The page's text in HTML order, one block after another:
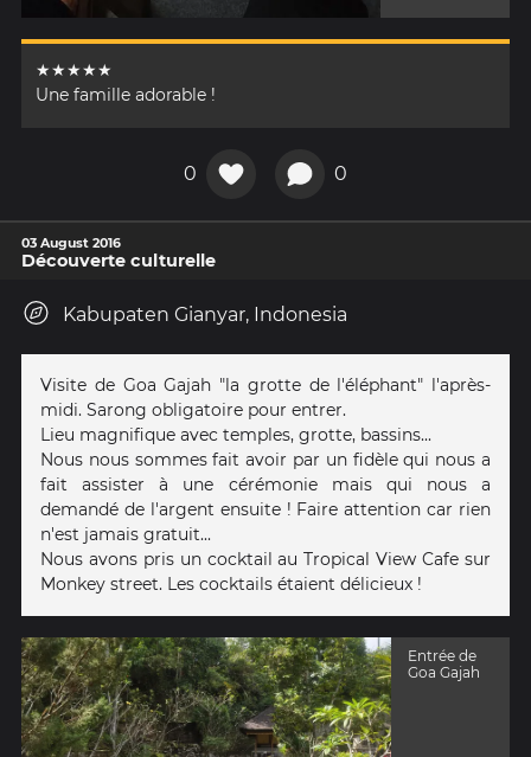
★★★★★
Une famille adorable !
0 0
03 August 2016
Découverte culturelle
Kabupaten Gianyar, Indonesia
Visite de Goa Gajah "la grotte de l'éléphant" l'après-
midi. Sarong obligatoire pour entrer.
Lieu magnifique avec temples, grotte, bassins...
Nous nous sommes fait avoir par un fidèle qui nous a
fait assister à une cérémonie mais qui nous a
demandé de l'argent ensuite ! Faire attention car rien
n'est jamais gratuit...
Nous avons pris un cocktail au Tropical View Cafe sur
Monkey street. Les cocktails étaient délicieux !
Entrée de
Goa Gajah